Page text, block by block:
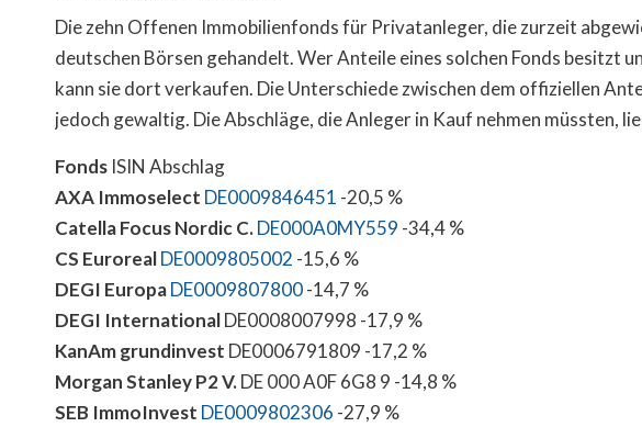
Die zehn Offenen Immobilienfonds für Privatanleger, die zurzeit
deutschen Börsen gehandelt. Wer Anteile eines solchen Fonds besitzt
kann sie dort verkaufen. Die Unterschiede zwischen dem offiziellen
jedoch gewaltig. Die Abschläge, die Anleger in Kauf nehmen müssten,
Fonds ISIN Abschlag
AXA Immoselect DE0009846451 -20,5 %
Catella Focus Nordic C.DE000A0MY559 -34,4 %
CS EurorealDE0009805002 -15,6 %
DEGI EuropaDE0009807800-14,7 %
DEGI InternationalDE0008007998 -17,9 %
KanAm grundinvest DE0006791809 -17,2 %
Morgan Stanley P2 V.DE 000 A0F 6G8 9 -14,8 %
SEB ImmoInvest DE0009802306 -27,9 %